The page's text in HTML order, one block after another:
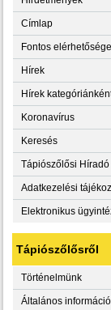
Címlap
Fontos
Hírek
Hírek
Koronavírus
Keresés
Tápiószőlősi Híradó
Adatkezelési
Elektronikus
Tápiószőlősről
Történelmünk
Általános